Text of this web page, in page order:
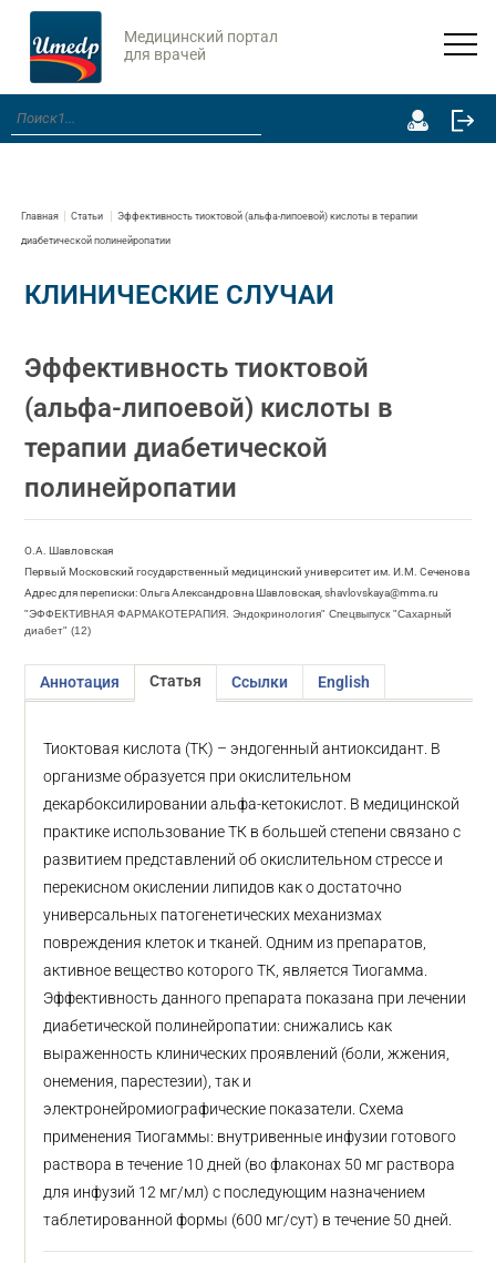
Медицинский портал
для врачей
Главная Статьи Эффективность тиоктовой (альфа-липоевой) кислоты в терапии
диабетической полинейропатии
КЛИНИЧЕСКИЕ СЛУЧАИ
Эффективность тиоктовой
(альфа-липоевой) кислоты в
терапии диабетической
полинейропатии
О.А. Шавловская
Первый Московский государственный медицинский университет им. И.М. Сеченова
Адрес для переписки: Ольга Александровна Шавловская, shavlovskaya@mma.ru
"ЭФФЕКТИВНАЯ ФАРМАКОТЕРАПИЯ. Эндокринология" Спецвыпуск "Сахарный
диабет" (12)
Аннотация Статья Ссылки English
Тиоктовая кислота (ТК) – эндогенный антиоксидант. В
организме образуется при окислительном
декарбоксилировании альфа-кетокислот. В медицинской
практике использование ТК в большей степени связано с
развитием представлений об окислительном стрессе и
перекисном окислении липидов как о достаточно
универсальных патогенетических механизмах
повреждения клеток и тканей. Одним из препаратов,
активное вещество которого ТК, является Тиогамма.
Эффективность данного препарата показана при лечении
диабетической полинейропатии: снижались как
выраженность клинических проявлений (боли, жжения,
онемения, парестезии), так и
электронейромиографические показатели. Схема
применения Тиогаммы: внутривенные инфузии готового
раствора в течение 10 дней (во флаконах 50 мг раствора
для инфузий 12 мг/мл) с последующим назначением
таблетированной формы (600 мг/сут) в течение 50 дней.